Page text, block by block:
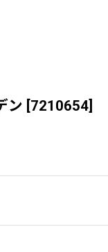
ン [7210654]